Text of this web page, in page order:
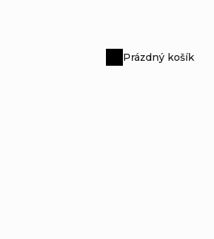
Nákupní
Prázdný košík